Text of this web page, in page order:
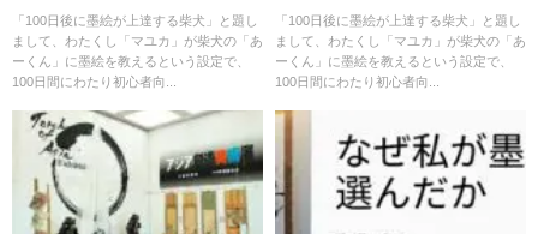
「100日後に墨絵が上達する柴犬」と題し
まして、わたくし「マユカ」が柴犬の「あ
ーくん」に墨絵を教えるという設定で、
100日間にわたり初心者向...
「100日後に墨絵が上達する柴犬」と題し
まして、わたくし「マユカ」が柴犬の「あ
ーくん」に墨絵を教えるという設定で、
100日間にわたり初心者向...